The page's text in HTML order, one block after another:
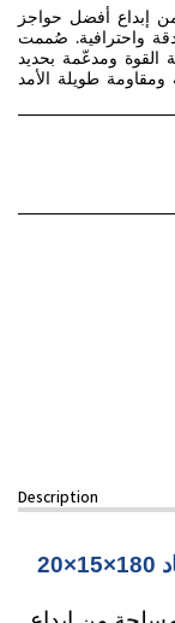
إبداع أفضل حواجز
واحترافية. صُممت
ومدعّمة بحديد
Description